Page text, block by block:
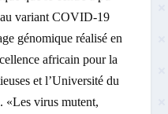
variant COVID-19
génomique réalisé en
africain pour la
et l’Université du
«Les virus mutent,